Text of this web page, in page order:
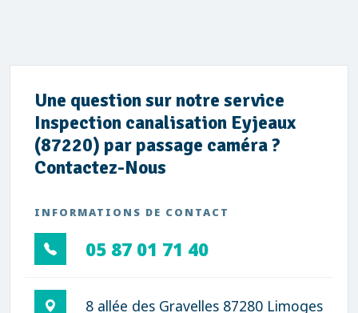
Une question sur notre service
Inspection canalisation Eyjeaux
(87220) par passage caméra ?
Contactez-Nous
INFORMATIONS DE CONTACT
05 87 01 71 40
8 allée des Gravelles 87280 Limoges